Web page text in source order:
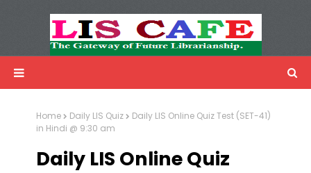
Advertisemnet
Home Daily LIS Quiz
Daily LIS Online Quiz Test (SET-41)
in Hindi @ 9:30 am
Daily LIS Online Quiz